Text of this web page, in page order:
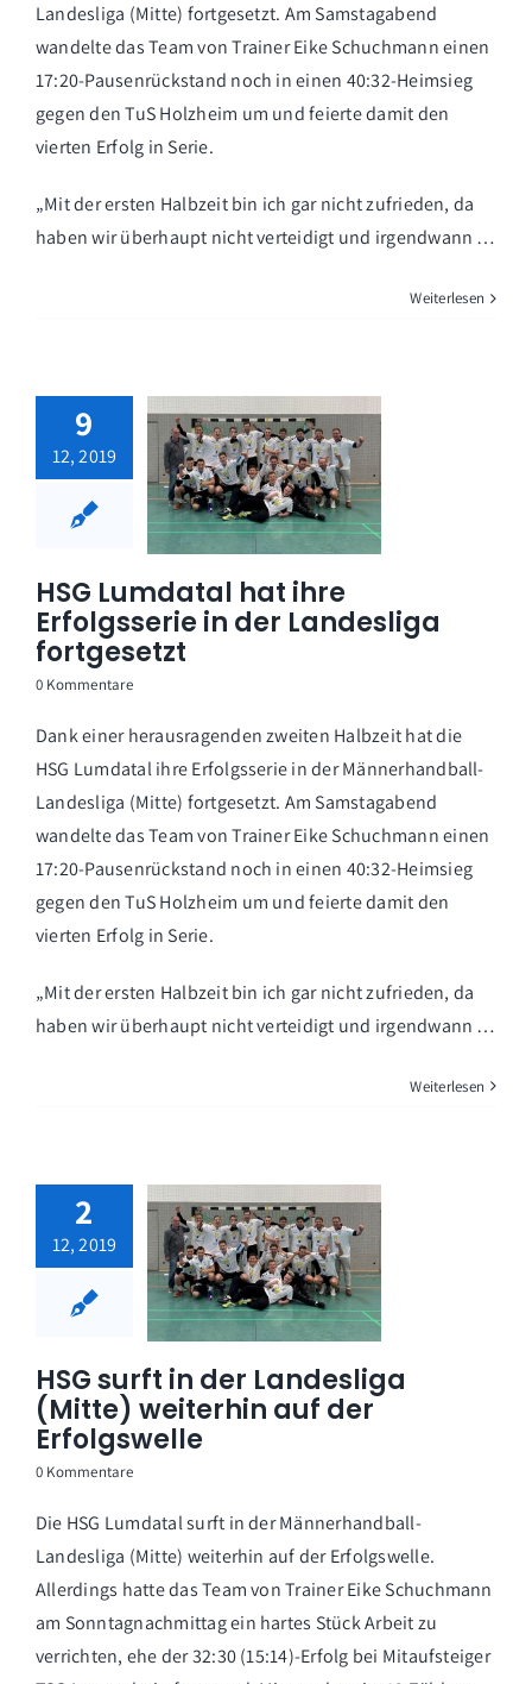
Landesliga (Mitte) fortgesetzt. Am Samstagabend
wandelte das Team von Trainer Eike Schuchmann einen
17:20-Pausenrückstand noch in einen 40:32-Heimsieg
gegen den TuS Holzheim um und feierte damit den
vierten Erfolg in Serie.
„Mit der ersten Halbzeit bin ich gar nicht zufrieden, da
haben wir überhaupt nicht verteidigt und irgendwann …
Weiterlesen
9
12, 2019
HSG Lumdatal hat ihre
Erfolgsserie in der Landesliga
fortgesetzt
0 Kommentare
Dank einer herausragenden zweiten Halbzeit hat die
HSG Lumdatal ihre Erfolgsserie in der Männerhandball-
Landesliga (Mitte) fortgesetzt. Am Samstagabend
wandelte das Team von Trainer Eike Schuchmann einen
17:20-Pausenrückstand noch in einen 40:32-Heimsieg
gegen den TuS Holzheim um und feierte damit den
vierten Erfolg in Serie.
„Mit der ersten Halbzeit bin ich gar nicht zufrieden, da
haben wir überhaupt nicht verteidigt und irgendwann …
Weiterlesen
2
12, 2019
HSG surft in der Landesliga
(Mitte) weiterhin auf der
Erfolgswelle
0 Kommentare
Die HSG Lumdatal surft in der Männerhandball-
Landesliga (Mitte) weiterhin auf der Erfolgswelle.
Allerdings hatte das Team von Trainer Eike Schuchmann
am Sonntagnachmittag ein hartes Stück Arbeit zu
verrichten, ehe der 32:30 (15:14)-Erfolg bei Mitaufsteiger